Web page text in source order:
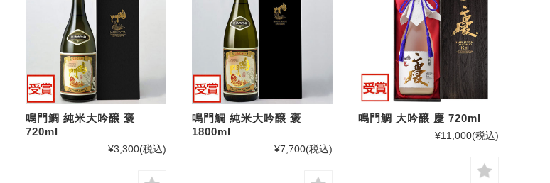
鳴門鯛 純米大吟醸 褒
720ml
¥3,300(税込)
鳴門鯛 純米大吟醸 褒
1800ml
¥7,700(税込)
鳴門鯛 大吟醸 慶 720ml
¥11,000(税込)